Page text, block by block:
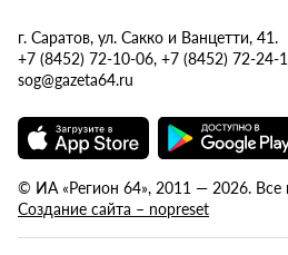
г. Саратов, ул. Сакко и Ванцетти, 41.
+7 (8452) 72-10-06, +7 (8452) 72-24-
sog@gazeta64.ru
© ИА «Регион 64», 2011 — 2026.
Создание сайта – nopreset